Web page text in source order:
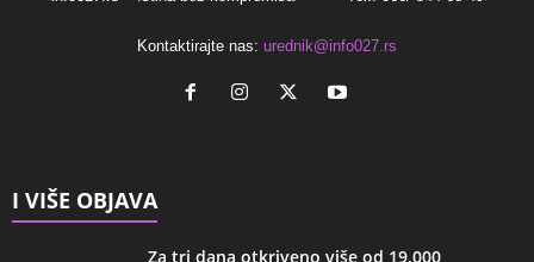
Kontaktirajte nas: urednik@info027.rs
I VIŠE OBJAVA
Za tri dana otkriveno više od 19.000